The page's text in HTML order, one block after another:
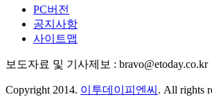
PC버전
공지사항
사이트맵
보도자료 및 기사제보 : bravo@etoday.co.kr
Copyright 2014. 이투데이피엔씨 . All rights